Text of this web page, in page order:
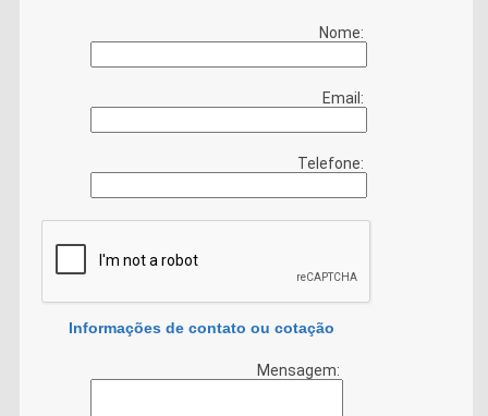
Nome:
Email:
Telefone:
Informações de contato ou cotação
Mensagem: